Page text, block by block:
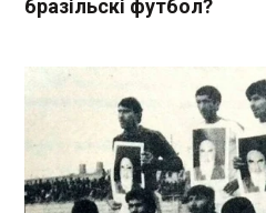
бразільскі футбол?